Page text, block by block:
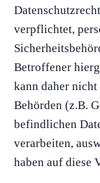
verpflichtet,
Betroffener
kann daher nicht
Behörden (z.B.
befindlichen
verarbeiten,
haben auf diese